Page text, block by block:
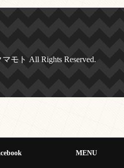
モト All Rights Reserved.
MENU